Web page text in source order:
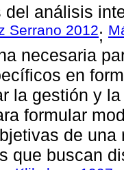
del análisis
Serrano 2012;
necesaria
en
la gestión y
formular
de
que buscan